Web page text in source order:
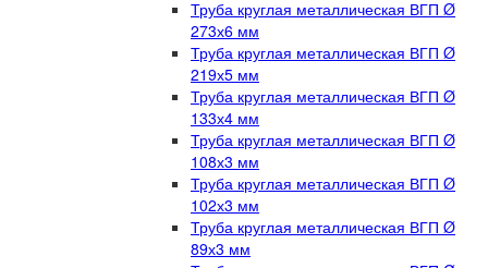
Труба круглая металлическая ВГП Ø
273х6 мм
Труба круглая металлическая ВГП Ø
219х5 мм
Труба круглая металлическая ВГП Ø
133х4 мм
Труба круглая металлическая ВГП Ø
108х3 мм
Труба круглая металлическая ВГП Ø
102х3 мм
Труба круглая металлическая ВГП Ø
89х3 мм